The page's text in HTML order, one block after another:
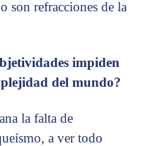
son refracciones de la
impiden
del mundo?
la falta de
a ver todo